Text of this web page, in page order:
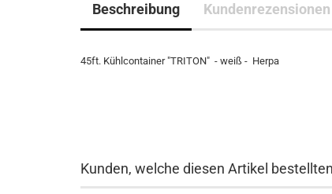
Beschreibung Kundenrezensionen
45ft. Kühlcontainer "TRITON" - weiß - Herpa
Kunden, welche diesen Artikel